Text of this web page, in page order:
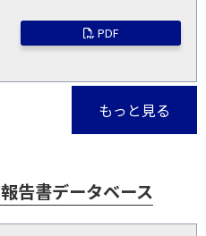
PDF
もっと見る
告書データベース